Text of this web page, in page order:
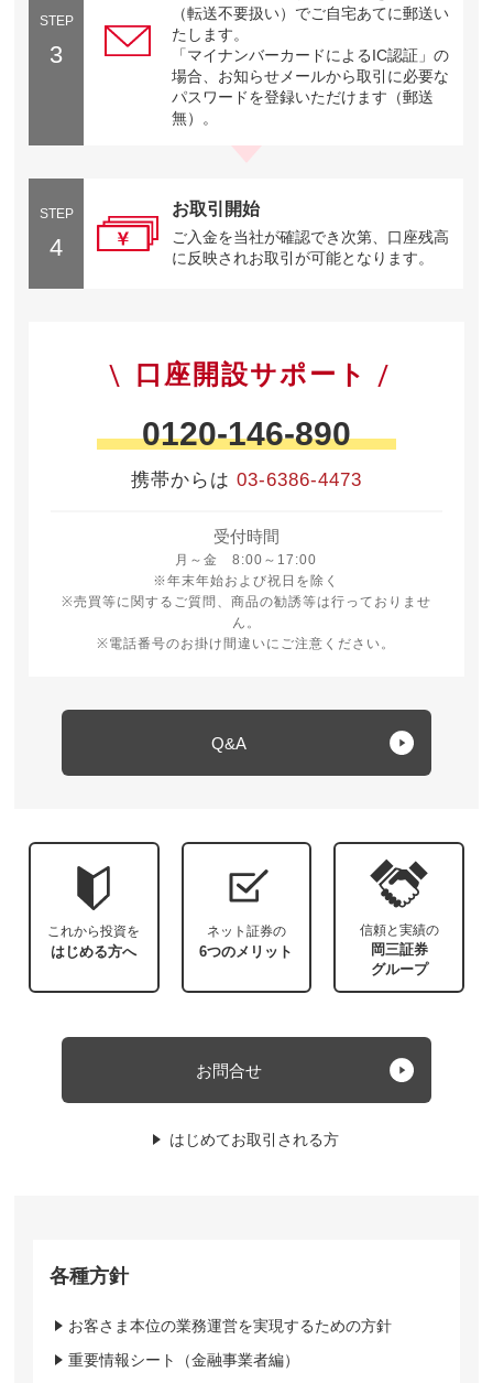
STEP
3
（転送不要扱い）でご自宅あてに郵送い
たします。
「マイナンバーカードによるIC認証」の
場合、お知らせメールから取引に必要な
パスワードを登録いただけます（郵送
無）。
STEP
4
お取引開始
ご入金を当社が確認でき次第、口座残高
に反映されお取引が可能となります。
口座開設サポート
0120-146-890
携帯からは 03-6386-4473
受付時間
月～金 8:00～17:00
月曜日から金曜日 8時から17時
※年末年始および祝日を除く
※売買等に関するご質問、商品の勧誘等は行っておりませ
ん。
※電話番号のお掛け間違いにご注意ください。
Q&A
これから投資を
はじめる方へ
ネット証券の
6つのメリット
信頼と実績の
岡三証券
グループ
お問合せ
はじめてお取引される方
各種方針
お客さま本位の業務運営を実現するための方針
重要情報シート（金融事業者編）